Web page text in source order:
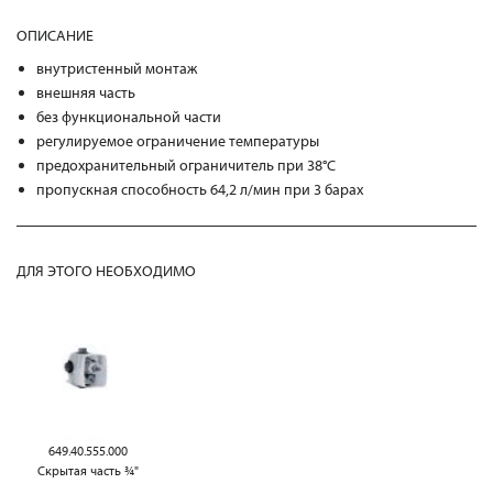
ОПИСАНИЕ
внутристенный монтаж
внешняя часть
без функциональной части
регулируемое ограничение температуры
предохранительный ограничитель при 38°С
пропускная способность 64,2 л/мин при 3 барах
ДЛЯ ЭТОГО НЕОБХОДИМО
649.40.555.000
Скрытая часть ¾"